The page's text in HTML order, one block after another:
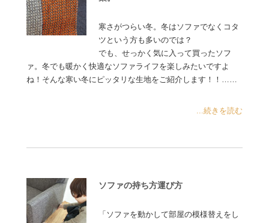
寒さがつらい冬。冬はソファでなくコタ
ツという方も多いのでは？
でも、せっかく気に入って買ったソフ
ァ。冬でも暖かく快適なソファライフを楽しみたいですよ
ね！そんな寒い冬にピッタリな生地をご紹介します！！……
...続きを読む
ソファの持ち方運び方
「ソファを動かして部屋の模様替えをし